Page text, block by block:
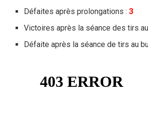
Défaites après prolongations : 3
Victoires après la séance des tirs
Défaite après la séance de tirs au